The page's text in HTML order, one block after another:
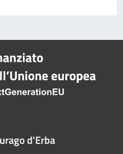
d'Erba